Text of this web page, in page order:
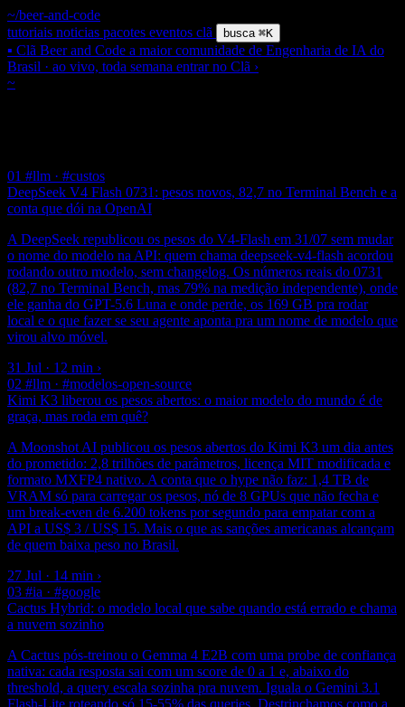
~/beer-and-code
tutoriais noticias pacotes eventos clã busca ⌘K
▪ Clã Beer and Code a maior comunidade de Engenharia de IA do
Brasil · ao vivo, toda semana entrar no Clã ›
~
01 #llm · #custos
DeepSeek V4 Flash 0731: pesos novos, 82,7 no Terminal Bench e a
conta que dói na OpenAI
A DeepSeek republicou os pesos do V4-Flash em 31/07 sem mudar
o nome do modelo na API: quem chama deepseek-v4-flash acordou
rodando outro modelo, sem changelog. Os números reais do 0731
(82,7 no Terminal Bench, mas 79% na medição independente), onde
ele ganha do GPT-5.6 Luna e onde perde, os 169 GB pra rodar
local e o que fazer se seu agente aponta pra um nome de modelo que
virou alvo móvel.
31 Jul · 12 min ›
02 #llm · #modelos-open-source
Kimi K3 liberou os pesos abertos: o maior modelo do mundo é de
graça, mas roda em quê?
A Moonshot AI publicou os pesos abertos do Kimi K3 um dia antes
do prometido: 2,8 trilhões de parâmetros, licença MIT modificada e
formato MXFP4 nativo. A conta que o hype não faz: 1,4 TB de
VRAM só para carregar os pesos, nó de 8 GPUs que não fecha e
um break-even de 6.200 tokens por segundo para empatar com a
API a US$ 3 / US$ 15. Mais o que as sanções americanas alcançam
de quem baixa peso no Brasil.
27 Jul · 14 min ›
03 #ia · #google
Cactus Hybrid: o modelo local que sabe quando está errado e chama
a nuvem sozinho
A Cactus pós-treinou o Gemma 4 E2B com uma probe de confiança
nativa: cada resposta sai com um score de 0 a 1 e, abaixo do
threshold, a query escala sozinha pra nuvem. Iguala o Gemini 3.1
Flash-Lite roteando só 15-55% das queries. Destrinchamos como a